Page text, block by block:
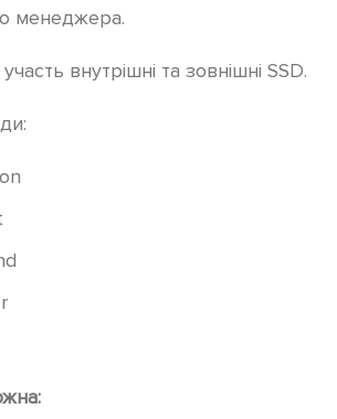
менеджера.
внутрішні та зовнішні SSD.